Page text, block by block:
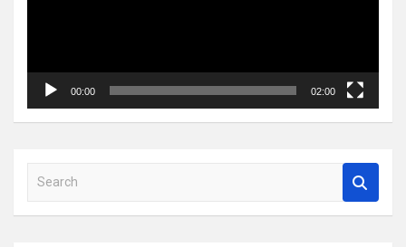
00:00 02:00
a